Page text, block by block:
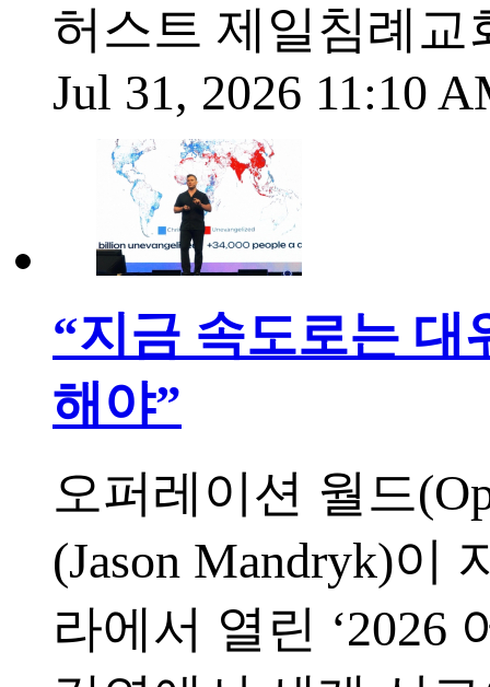
허스트 제일침례교
Jul 31, 2026 11:10
“지금 속도로는
해야”
오퍼레이션 월드
(Jason Mandryk)이
라에서 열린 ‘2026